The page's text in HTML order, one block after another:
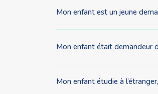
Mon enfant est un jeune
Mon enfant était demandeur
Mon enfant étudie à